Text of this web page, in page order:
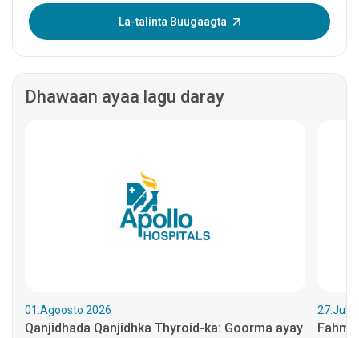
La-talinta Buugaagta
Dhawaan ayaa lagu daray
01.Agoosto 2026
Qanjidhada Qanjidhka Thyroid-ka: Goorma ayay